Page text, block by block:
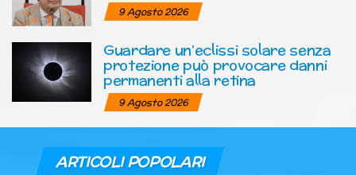
9 Agosto 2026
Guardare un’eclissi solare senza
protezione può provocare danni
permanenti alla retina
9 Agosto 2026
ARTICOLI POPOLARI